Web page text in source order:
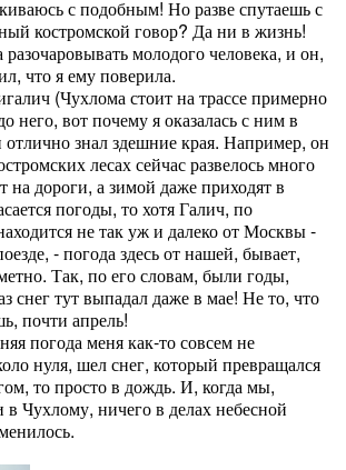
с подобным! Но разве спутаешь с
костромской говор? Да ни в жизнь!
разочаровывать молодого человека, и он,
что я ему поверила.
(Чухлома стоит на трассе примерно
него, вот почему я оказалась с ним в
отлично знал здешние края. Например, он
лесах сейчас развелось много
на дороги, а зимой даже приходят в
погоды, то хотя Галич, по
не так уж и далеко от Москвы -
- погода здесь от нашей, бывает,
Так, по его словам, были годы,
снег тут выпадал даже в мае! Не то, что
почти апрель!
погода меня как-то совсем не
нуля, шел снег, который превращался
то просто в дождь. И, когда мы,
Чухлому, ничего в делах небесной